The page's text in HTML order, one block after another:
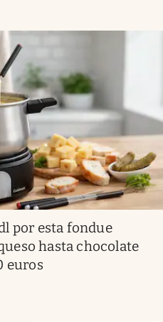
por esta fondue
hasta chocolate
euros